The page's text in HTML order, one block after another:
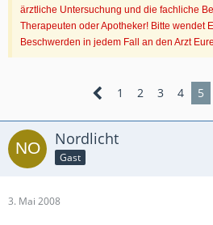
ärztliche Untersuchung und die fachliche
Therapeuten oder Apotheker! Bitte wendet
Beschwerden in jedem Fall an den Arzt
1 2 3 4 5
Nordlicht
Gast
3. Mai 2008